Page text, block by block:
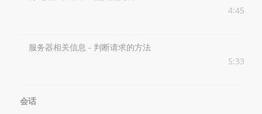
4:45
服务器相关信息 - 判断请求的方法
5:33
会话